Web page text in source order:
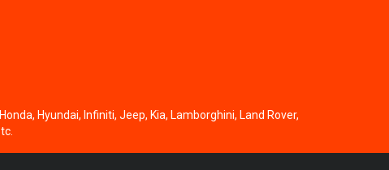
Hyundai, Infiniti, Jeep, Kia, Lamborghini, Land Rover,